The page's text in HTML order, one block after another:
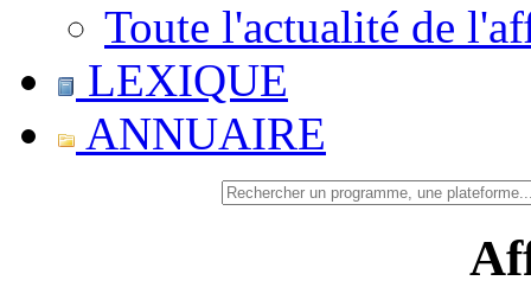
Toute l'actualité de
LEXIQUE
ANNUAIRE